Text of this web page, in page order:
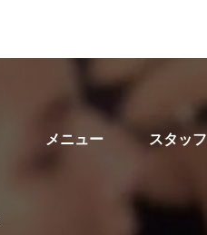
メニュー スタッフ